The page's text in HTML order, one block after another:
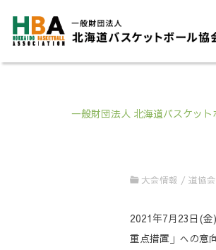
一般財団法人 北海道バスケッ
大会情報 / 道協会
2021年7月23日(
重点措置」への意